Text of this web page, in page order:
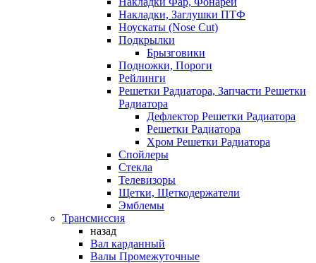
Накладки, Заглушки ПТФ
Ноускаты (Nose Cut)
Подкрылки
Брызговики
Подножки, Пороги
Рейлинги
Решетки Радиатора, Запчасти Решетки
Радиатора
Дефлектор Решетки Радиатора
Решетки Радиатора
Хром Решетки Радиатора
Спойлеры
Стекла
Телевизоры
Щетки, Щеткодержатели
Эмблемы
Трансмиссия
назад
Вал карданный
Валы Промежуточные